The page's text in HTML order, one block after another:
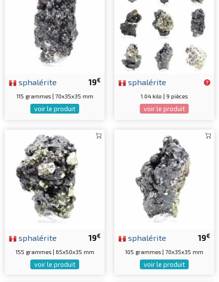
19€
sphalérite
115 grammes | 70x35x35 mm
voir le produit
sphalérite
1.04 kilo | 9 pièces
voir le produit
19€
sphalérite
155 grammes | 65x50x35 mm
voir le produit
19€
sphalérite
105 grammes | 70x35x35 mm
voir le produit